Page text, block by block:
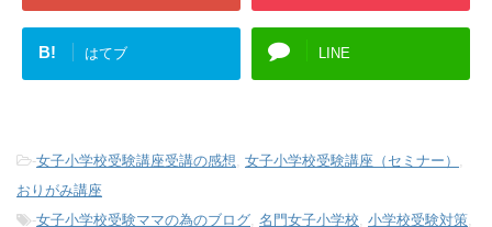
B! はてブ LINE
-女子小学校受験講座受講の感想 女子小学校受験講座（セミナー）
おりがみ講座
-女子小学校受験ママの為のブログ 名門女子小学校 小学校受験対策